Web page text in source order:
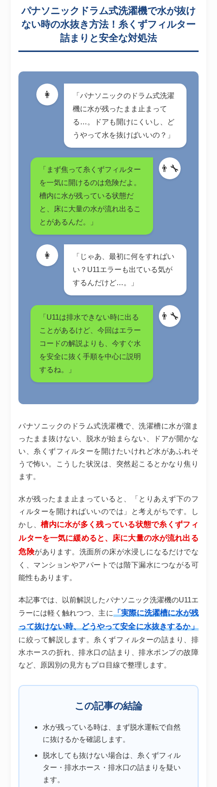
パナソニックドラム式洗濯機で水が抜け
ない時の水抜き方法！糸くずフィルター
詰まりと安全な対処法
👩
「パナソニックのドラム式洗濯
機に水が残ったまま止まって
る…。ドアも開けにくいし、ど
うやって水を抜けばいいの？」
👨‍🔧
「まず焦って糸くずフィルター
を一気に開けるのは危険だよ。
槽内に水が残っている状態だ
と、床に大量の水が流れ出るこ
とがあるんだ。」
👩
「じゃあ、最初に何をすればい
い？U11エラーも出ている気が
するんだけど…。」
👨‍🔧
「U11は排水できない時に出る
ことがあるけど、今回はエラー
コードの解説よりも、今すぐ水
を安全に抜く手順を中心に説明
するね。」
パナソニックのドラム式洗濯機で、洗濯槽に水が溜ま
ったまま抜けない、脱水が始まらない、ドアが開かな
い、糸くずフィルターを開けたいけれど水があふれそ
うで怖い。こうした状況は、突然起こるとかなり焦り
ます。
水が残ったまま止まっていると、「とりあえず下のフ
ィルターを開ければいいのでは」と考えがちです。し
かし、槽内に水が多く残っている状態で糸くずフィ
ルターを一気に緩めると、床に大量の水が流れ出る
危険があります。洗面所の床が水浸しになるだけでな
く、マンションやアパートでは階下漏水につながる可
能性もあります。
本記事では、以前解説したパナソニック洗濯機のU11エ
ラーには軽く触れつつ、主に「実際に洗濯槽に水が残
って抜けない時、どうやって安全に水抜きするか」
に絞って解説します。糸くずフィルターの詰まり、排
水ホースの折れ、排水口の詰まり、排水ポンプの故障
など、原因別の見方もプロ目線で整理します。
この記事の結論
水が残っている時は、まず脱水運転で自然
に抜けるかを確認します。
脱水しても抜けない場合は、糸くずフィル
ター・排水ホース・排水口の詰まりを疑い
ます。